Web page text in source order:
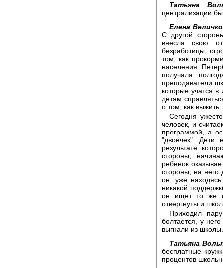
Татьяна
централизации
Елена
С другой
внесла свою
безработицы,
том, как
населения
получала
преподаватели
которые учатся
детям
о том, как выжить.
Сегодня
человек, и
программой, а
"двоечек". Дети
результате
стороны,
ребенок
стороны, на него
он, уже
никакой
он ищет то же
отвергнуты и
Приходил
болтается, у
выгнали из
Татьяна
бесплатные
процентов